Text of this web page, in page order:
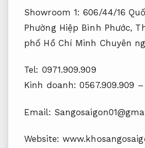
Showroom 1: 606/44/16
Phường Hiệp Bình Phước,
phố Hồ Chí Minh Chuyên
Tel: 0971.909.909
Kinh doanh: ‎0567.909.909 –
Email:
Website: